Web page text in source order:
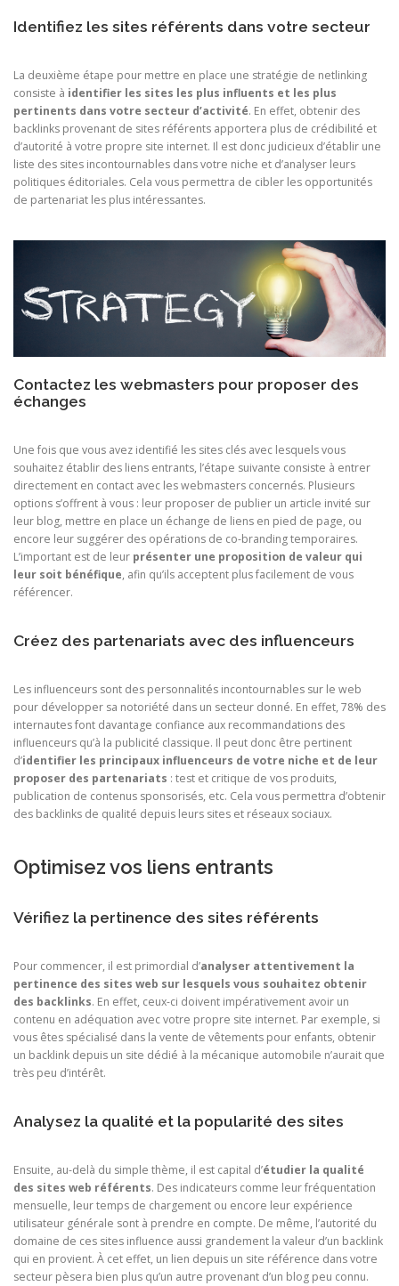
Identifiez les sites référents dans votre secteur
La deuxième étape pour mettre en place une stratégie de netlinking
consiste à identifier les sites les plus influents et les plus
pertinents dans votre secteur d’activité. En effet, obtenir des
backlinks provenant de sites référents apportera plus de crédibilité et
d’autorité à votre propre site internet. Il est donc judicieux d’établir une
liste des sites incontournables dans votre niche et d’analyser leurs
politiques éditoriales. Cela vous permettra de cibler les opportunités
de partenariat les plus intéressantes.
Contactez les webmasters pour proposer des
échanges
Une fois que vous avez identifié les sites clés avec lesquels vous
souhaitez établir des liens entrants, l’étape suivante consiste à entrer
directement en contact avec les webmasters concernés. Plusieurs
options s’offrent à vous : leur proposer de publier un article invité sur
leur blog, mettre en place un échange de liens en pied de page, ou
encore leur suggérer des opérations de co-branding temporaires.
L’important est de leur présenter une proposition de valeur qui
leur soit bénéfique, afin qu’ils acceptent plus facilement de vous
référencer.
Créez des partenariats avec des influenceurs
Les influenceurs sont des personnalités incontournables sur le web
pour développer sa notoriété dans un secteur donné. En effet, 78% des
internautes font davantage confiance aux recommandations des
influenceurs qu’à la publicité classique. Il peut donc être pertinent
d’identifier les principaux influenceurs de votre niche et de leur
proposer des partenariats : test et critique de vos produits,
publication de contenus sponsorisés, etc. Cela vous permettra d’obtenir
des backlinks de qualité depuis leurs sites et réseaux sociaux.
Optimisez vos liens entrants
Vérifiez la pertinence des sites référents
Pour commencer, il est primordial d’analyser attentivement la
pertinence des sites web sur lesquels vous souhaitez obtenir
des backlinks. En effet, ceux-ci doivent impérativement avoir un
contenu en adéquation avec votre propre site internet. Par exemple, si
vous êtes spécialisé dans la vente de vêtements pour enfants, obtenir
un backlink depuis un site dédié à la mécanique automobile n’aurait que
très peu d’intérêt.
Analysez la qualité et la popularité des sites
Ensuite, au-delà du simple thème, il est capital d’étudier la qualité
des sites web référents. Des indicateurs comme leur fréquentation
mensuelle, leur temps de chargement ou encore leur expérience
utilisateur générale sont à prendre en compte. De même, l’autorité du
domaine de ces sites influence aussi grandement la valeur d’un backlink
qui en provient. À cet effet, un lien depuis un site référence dans votre
secteur pèsera bien plus qu’un autre provenant d’un blog peu connu.